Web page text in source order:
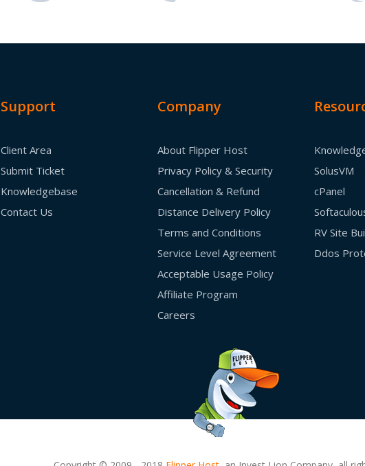
Support
Client Area
Submit Ticket
Knowledgebase
Contact Us
Company
About Flipper Host
Privacy Policy & Security
Cancellation & Refund
Distance Delivery Policy
Terms and Conditions
Service Level Agreement
Acceptable Usage Policy
Affiliate Program
Careers
SolusVM
cPanel
RV Site
Ddos